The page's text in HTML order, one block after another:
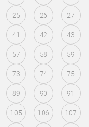
25 26 27
41 42 43
57 58 59
73 74 75
89 90 91
105 106 107